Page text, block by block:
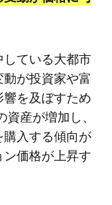
ている大都市
が投資家や富
を及ぼすため
産が増加し、
入する傾向が
価格が上昇す